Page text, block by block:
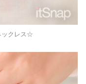
ックレス☆